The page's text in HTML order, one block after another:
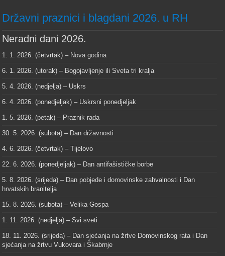
Državni praznici i blagdani 2026. u RH
Neradni dani 2026.
1. 1. 2026. (četvrtak) – Nova godina
6. 1. 2026. (utorak) – Bogojavljenje ili Sveta tri kralja
5. 4. 2026. (nedjelja) – Uskrs
6. 4. 2026. (ponedjeljak) – Uskrsni ponedjeljak
1. 5. 2026. (petak) – Praznik rada
30. 5. 2026. (subota) – Dan državnosti
4. 6. 2026. (četvrtak) – Tijelovo
22. 6. 2026. (ponedjeljak) – Dan antifašističke borbe
5. 8. 2026. (srijeda) – Dan pobjede i domovinske zahvalnosti i Dan
hrvatskih branitelja
15. 8. 2026. (subota) – Velika Gospa
1. 11. 2026. (nedjelja) – Svi sveti
18. 11. 2026. (srijeda) – Dan sjećanja na žrtve Domovinskog rata i Dan
sjećanja na žrtvu Vukovara i Škabrnje